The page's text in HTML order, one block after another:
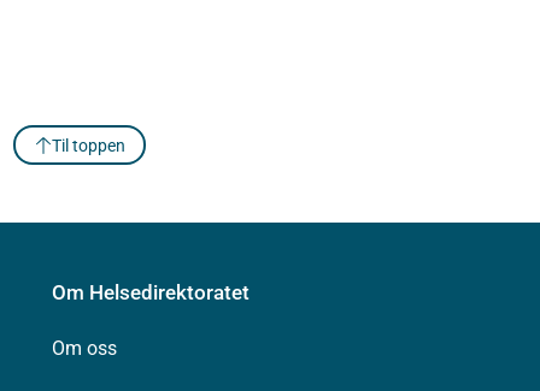
Til toppen
Om Helsedirektoratet
Om oss